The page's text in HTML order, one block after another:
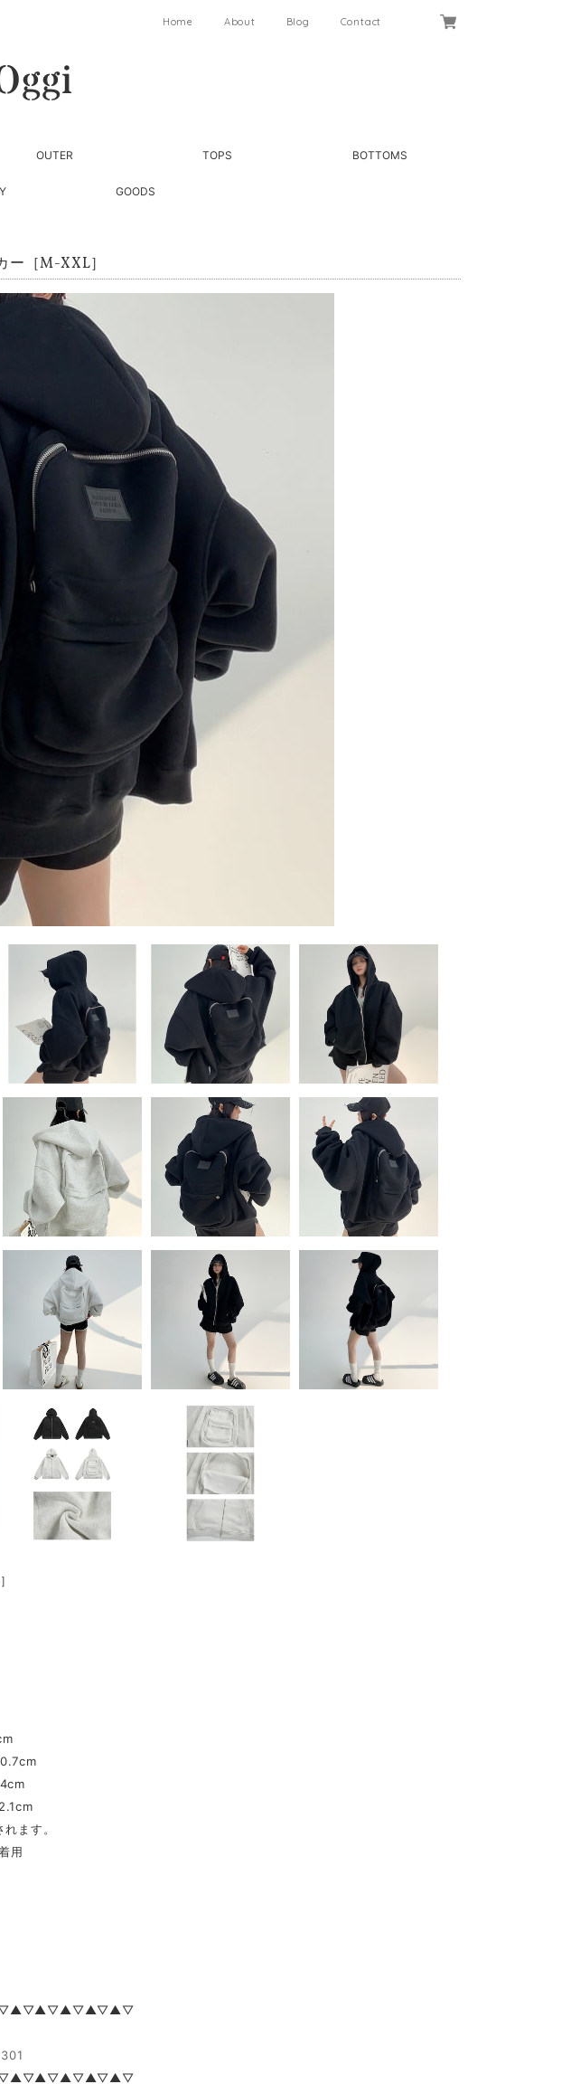
Home About Blog Contact
OUTER TOPS BOTTOMS
GOODS
ー［M-XXL］
ます。
用